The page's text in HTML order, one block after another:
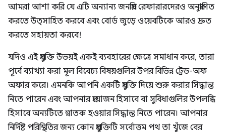
আমরা আশা করি যে এটি অন্যান্য জনপ্রিয় রেফারারদেরও অনুপ্রাণিত
করতে উত্সাহিত করবে এবং বোর্ড জুড়ে ওয়েবটিকে আরও দ্রুত
করতে সহায়তা করবে!
যদিও এই প্রযুক্তি উভয়ই একই ব্যবহারের ক্ষেত্রে সমাধান করে, তারা
পূর্বে ব্যাখ্যা করা মূল বিবেচ্য বিষয়গুলির উপর বিভিন্ন ট্রেড-অফ
অফার করে। এমনকি আপনি একটি প্রযুক্তি দিয়ে শুরু করার সিদ্ধান্ত
নিতে পারেন এবং আপনার প্রয়োজন হিসাবে বা সুবিধাগুলির উপলব্ধি
হিসাবে অন্যটিতে স্নাতক হওয়ার সিদ্ধান্ত নিতে পারেন। আপনার
নির্দিষ্ট পরিস্থিতির জন্য কোন প্রযুক্তিটি সর্বোত্তম পথ তা খুঁজে বের